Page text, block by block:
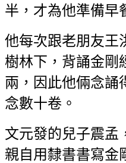
半，才為他準備早
他每次跟老朋友王
樹林下，背誦金剛
兩，因此他倆念誦
念數十卷。
文元發的兒子震孟
親自用隸書書寫金